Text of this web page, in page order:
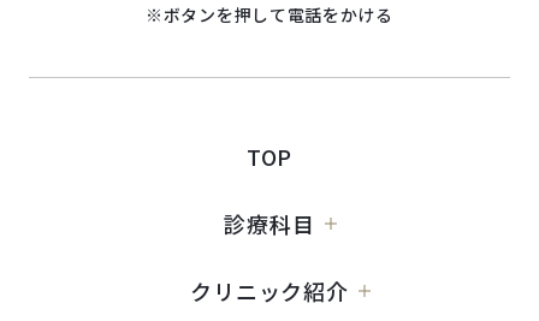
※ボタンを押して電話をかける
TOP
診療科目
クリニック紹介